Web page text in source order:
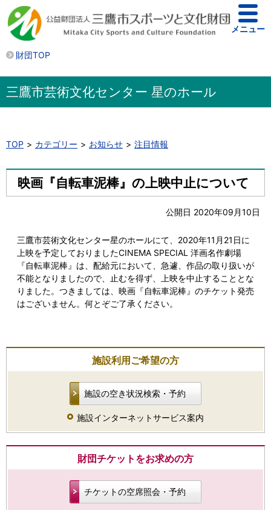
財団TOP
メニュー
三鷹市芸術文化センター 星のホール
TOP カテゴリー お知らせ 注目情報
映画『自転車泥棒』の上映中止について
公開日 2020年09月10日
三鷹市芸術文化センター星のホールにて、2020年11月21日に
上映を予定しておりましたCINEMA SPECIAL 洋画名作劇場
『自転車泥棒』は、配給元において、急遽、作品の取り扱いが
不能となりましたので、止むを得ず、上映を中止することとな
りました。つきましては、映画『自転車泥棒』のチケット発売
はございません。何とぞご了承ください。
施設利用ご希望の方
施設の空き状況検索・予約
施設インターネットサービス案内
財団チケットをお求めの方
チケットの空席照会・予約